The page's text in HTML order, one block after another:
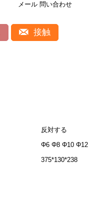
メール 問い合わせ
接触
反対する
Φ6 Φ8 Φ10 Φ12
375*130*238